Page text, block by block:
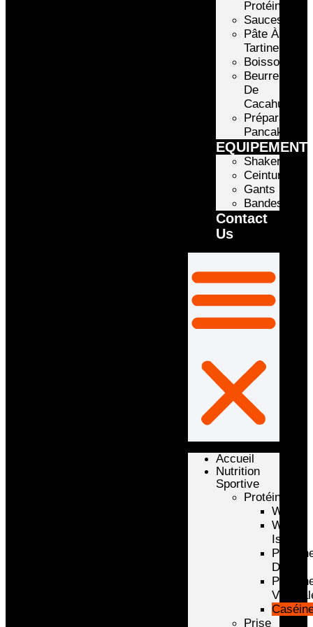
Protéinée
Sauces
Pâte À
Tartiner
Boissons
Beurre
De
Cacahuète
Préparation
Pancake
Shakers
Ceintures
Gants
Bandes
Contact
Us
Accueil
Nutrition
Sportive
Protéines
Whey
Whey
Isolate
D’oeuf
Prise